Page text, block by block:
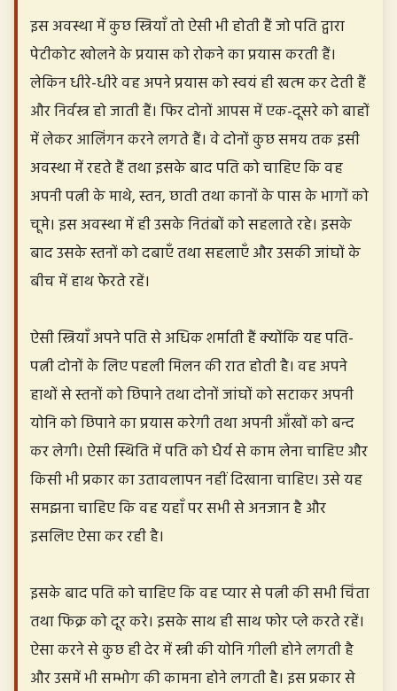
इस अवस्था में कुछ स्त्रियाँ तो ऐसी भी होती हैं जो पति द्वारा
पेटीकोट खोलने के प्रयास को रोकने का प्रयास करती हैं।
लेकिन धीरे-धीरे वह अपने प्रयास को स्वयं ही खत्म कर देती हैं
और निर्वस्त्र हो जाती हैं। फिर दोनों आपस में एक-दूसरे को बाहों
में लेकर आलिंगन करने लगते हैं। वे दोनों कुछ समय तक इसी
अवस्था में रहते हैं तथा इसके बाद पति को चाहिए कि वह
अपनी पत्नी के माथे, स्तन, छाती तथा कानों के पास के भागों को
चूमे। इस अवस्था में ही उसके नितंबों को सहलाते रहे। इसके
बाद उसके स्तनों को दबाएँ तथा सहलाएँ और उसकी जांघों के
बीच में हाथ फेरते रहें।
ऐसी स्त्रियाँ अपने पति से अधिक शर्माती हैं क्योंकि यह पति-
पत्नी दोनों के लिए पहली मिलन की रात होती है। वह अपने
हाथों से स्तनों को छिपाने तथा दोनों जांघों को सटाकर अपनी
योनि को छिपाने का प्रयास करेगी तथा अपनी आँखों को बन्द
कर लेगी। ऐसी स्थिति में पति को धैर्य से काम लेना चाहिए और
किसी भी प्रकार का उतावलापन नहीं दिखाना चाहिए। उसे यह
समझना चाहिए कि वह यहाँ पर सभी से अनजान है और
इसलिए ऐसा कर रही है।
इसके बाद पति को चाहिए कि वह प्यार से पत्नी की सभी चिंता
तथा फिक्र को दूर करे। इसके साथ ही साथ फोर प्ले करते रहें।
ऐसा करने से कुछ ही देर में स्त्री की योनि गीली होने लगती है
और उसमें भी सम्भोग की कामना होने लगती है। इस प्रकार से